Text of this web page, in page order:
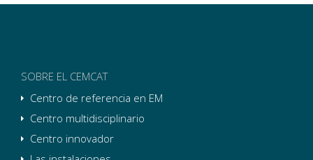
SOBRE EL CEMCAT
Centro de referencia en EM
Centro multidisciplinario
Centro innovador